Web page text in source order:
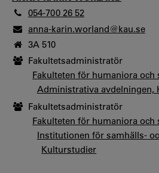
054-700 26 52
anna-karin.worland@kau.se
3A 510
Fakultetsadministratör
Fakulteten för humaniora och
Administrativa avdelningen,
Fakultetsadministratör
Fakulteten för humaniora och
Institutionen för samhälls-
Kulturstudier